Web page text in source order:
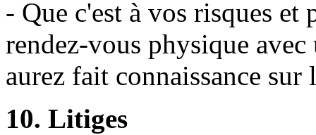
- Que c'est à vos risques
rendez-vous physique
aurez fait connaissance sur
10. Litiges